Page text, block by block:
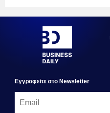
Εγγραφεiτε στο Newsletter